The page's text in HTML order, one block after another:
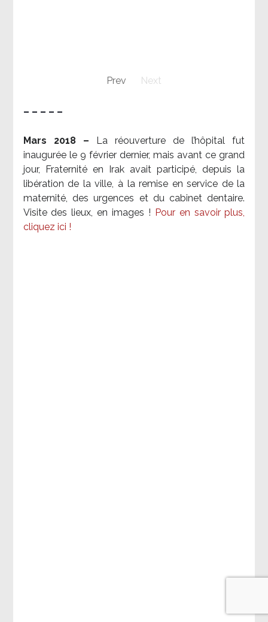
Prev Next
– – – – –
Mars 2018 –
La réouverture de l’hôpital fut
inaugurée le 9 février dernier, mais avant ce grand
jour, Fraternité en Irak avait participé, depuis la
libération de la ville, à la remise en service de la
maternité, des urgences et du cabinet dentaire.
Visite des lieux, en images ! Pour en savoir plus,
cliquez ici !